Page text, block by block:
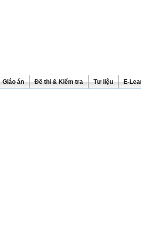
Giáo án Đề thi & Kiểm tra Tư liệu E-